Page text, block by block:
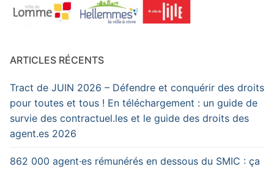
ARTICLES RÉCENTS
Tract de JUIN 2026 – Défendre et conquérir des droits
pour toutes et tous ! En téléchargement : un guide de
survie des contractuel.les et le guide des droits des
agent.es 2026
862 000 agent·es rémunérés en dessous du SMIC : ça